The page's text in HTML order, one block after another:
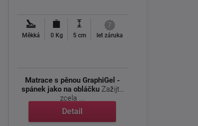
Měkká 0 Kg 5 cm
7
let záruka
Matrace s pěnou GraphiGel -
spánek jako na obláčkuZažijte
zcela ...
Detail